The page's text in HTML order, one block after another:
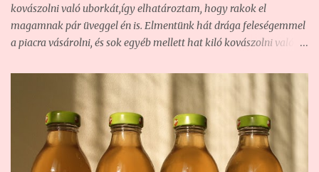
gramm/üveg = közel 1800 forint) ... Zöld dió, a ...
kovászolni való uborkát,így elhatároztam, hogy rakok el
magamnak pár üveggel én is. Elmentünk hát drága feleségemmel
a piacra vásárolni, és sok egyéb mellett hat kiló kovászolni való
őstermelőktől vásárolunk. Így volt ez ma is. A Fehérvári úti piac
első emeletén az egyik bácsikánál olyan friss kovászolni való
uborkát találtunk, hogy azt nem is reméltük. Az uborkák végén
még ott fityegett az elszáradt virág rész, az uborka illat érezhető
volt már fél méterről is, és amikor megfogtam, éreztem, hogy
még szúr. Igen, aki nem tudja, annak elárulom: a kovászolni való